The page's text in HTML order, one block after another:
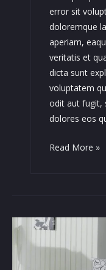
error sit
doloremque
aperiam,
veritatis et
dicta sunt
voluptatem
odit aut fugit,
dolores eos
Tellus
Read More »